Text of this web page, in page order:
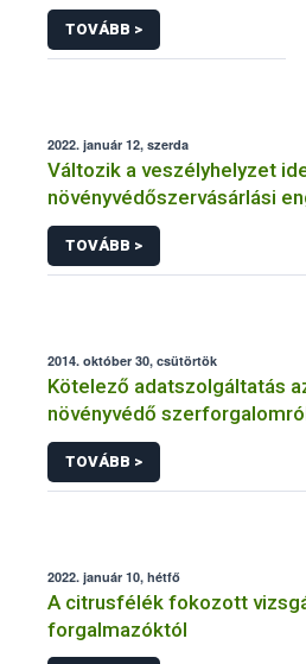
TOVÁBB >
2022. január 12, szerda
Változik a veszélyhelyzet
növényvédőszervásárlási
kapcsolatos szabályozás
TOVÁBB >
2014. október 30, csütörtök
Kötelező adatszolgáltatás
növényvédő
TOVÁBB >
2022. január 10, hétfő
A citrusfélék fokozott
forgalmazóktól